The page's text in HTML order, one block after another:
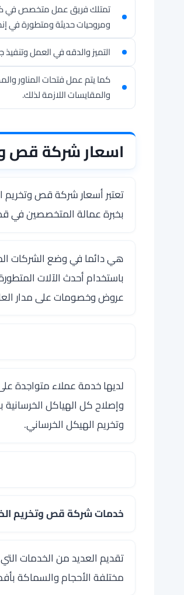
تمتلك فريق عمل متخصص في كل
ومروحيات حديثة ومتطورة في
التميز والدقه في العمل
كما يتم عمل فتحات المناور
والمقايسات اللازمة لذلك.
اسعار شركة قص
تعتبر أسعارشركة قص وتخريم
بخبرة عمالة المتخصصين في
هي دائما في وضع الشركات
باستخدام أحدث الآلات
عروض وخصومات على مدار
وإصلاح كل الهياكل
وتخريم الهيكل الخرساني.
خدمات شركة قص وتخريم
تقديم العديد من الخدمات
مختلفة الأحجام والسماكة